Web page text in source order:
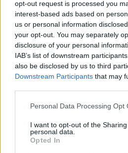
opt-out request is processed you
interest-based ads based on
us or personal information
your opt-out. You may separately
disclosure of your personal
IAB’s list of downstream
also be disclosed by us to third
Downstream Participants that may
Personal Data Processing Opt
I want to opt-out of the
personal data.
Opted In
Ταυτόχρονα, ο Μητσοτάκης θα
κόστος μιας πολιτικής αλλαγής.
πειραματίστηκε με τον λαϊκισμό,
τους πολίτες. Με βάση τα
η στρατηγική του 2026 για την
για τον ίδιο, θα ξεφύγει από τον...
προσωπικές επιθέσεις στους
απλά δεν υπάρχει κάποιος
Μιλάμε για πρωτοβουλίες και